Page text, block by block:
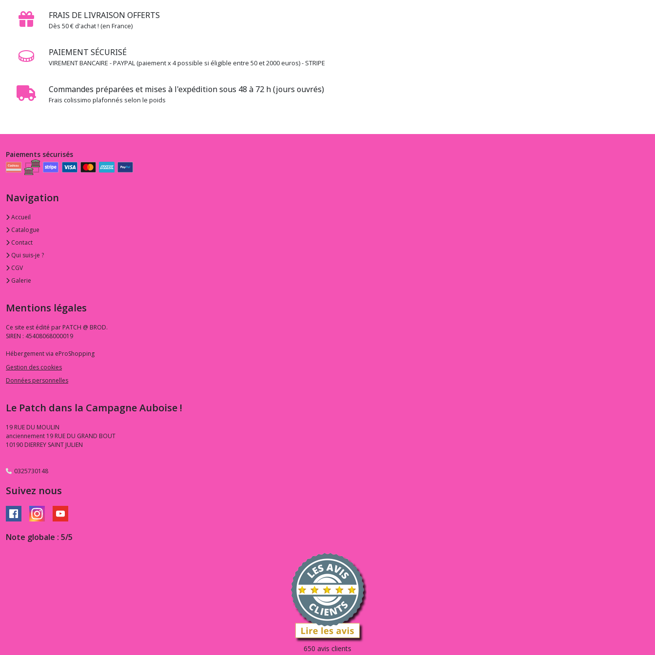
FRAIS DE LIVRAISON OFFERTS
Dès 50 € d'achat ! (en France)
PAIEMENT SÉCURISÉ
VIREMENT BANCAIRE - PAYPAL (paiement x 4 possible si éligible entre 50 et 2000 euros) - STRIPE
Commandes préparées et mises à l'expédition sous 48 à 72 h (jours ouvrés)
Frais colissimo plafonnés selon le poids
Ottobre
résultats
Paiements sécurisés
Navigation
Accueil
Catalogue
Contact
Qui suis-je ?
CGV
Galerie
Mentions légales
Ce site est édité par PATCH @ BROD.
SIREN : 45408068000019
Hébergement via eProShopping
Gestion des cookies
Données personnelles
Le Patch dans la Campagne Auboise !
19 RUE DU MOULIN
anciennement 19 RUE DU GRAND BOUT
10190 DIERREY SAINT JULIEN
0325730148
Suivez nous
Note globale : 5/5
650 avis clients